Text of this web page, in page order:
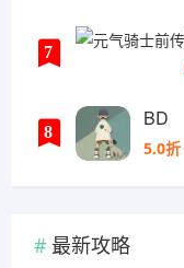
7
8
BD
5.0折
最新攻略